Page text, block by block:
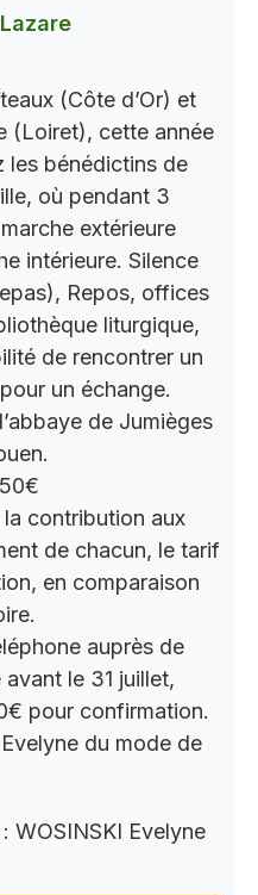
(Côte d’Or) et
(Loiret), cette année
les bénédictins de
où pendant 3
extérieure
intérieure. Silence
Repos, offices
liturgique,
de rencontrer un
un échange.
de Jumièges
la contribution aux
de chacun, le tarif
en comparaison
auprès de
le 31 juillet,
pour confirmation.
du mode de
: WOSINSKI Evelyne